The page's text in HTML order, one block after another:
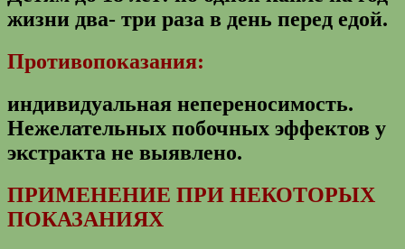
жизни два- три раза в день перед едой.
Противопоказания:
индивидуальная непереносимость.
Нежелательных побочных эффектов у
экстракта не выявлено.
ПРИМЕНЕНИЕ ПРИ НЕКОТОРЫХ
ПОКАЗАНИЯХ